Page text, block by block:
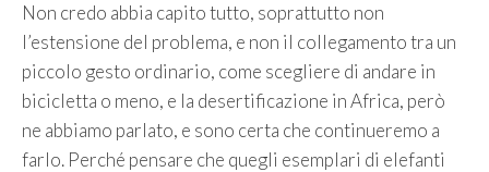
Non credo abbia capito tutto, soprattutto non
l’estensione del problema, e non il collegamento tra un
piccolo gesto ordinario, come scegliere di andare in
bicicletta o meno, e la desertificazione in Africa, però
ne abbiamo parlato, e sono certa che continueremo a
farlo. Perché pensare che quegli esemplari di elefanti